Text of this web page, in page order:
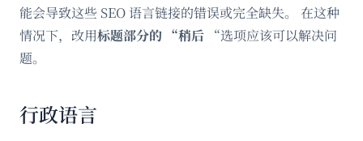
能会导致这些 SEO 语言链接的错误或完全缺失。 在这种
情况下，改用标题部分的 “稍后 “选项应该可以解决问
题。
行政语言